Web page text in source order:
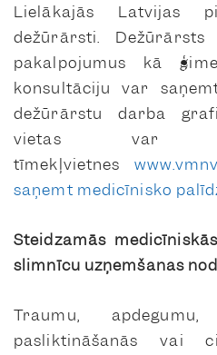
Lielākajās Latvijas
dežūrārsti.
pakalpojumus kā
konsultāciju var
dežūrārstu darba
vietas var
tīmekļvietnes
saņemt medicīnisko
Steidzamās
slimnīcu uzņemšanas
Traumu,
pasliktināšanās vai